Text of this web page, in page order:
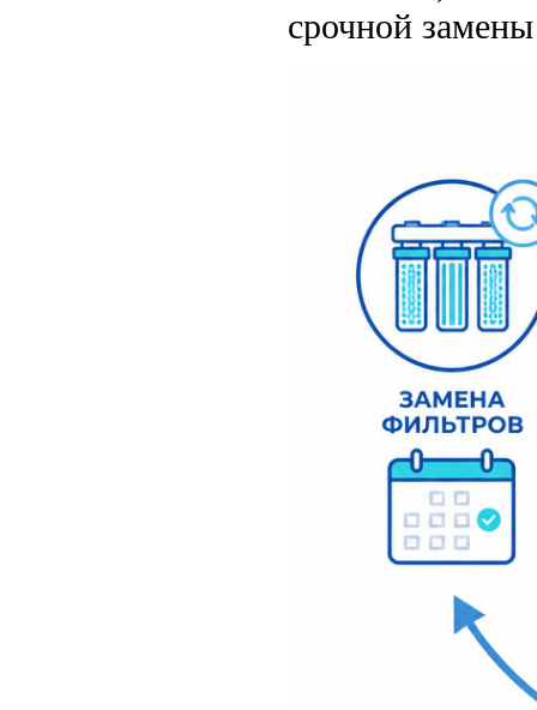
срочной